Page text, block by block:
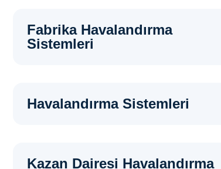
Fabrika Havalandırma
Sistemleri
Havalandırma Sistemleri
Kazan Dairesi Havalandırma